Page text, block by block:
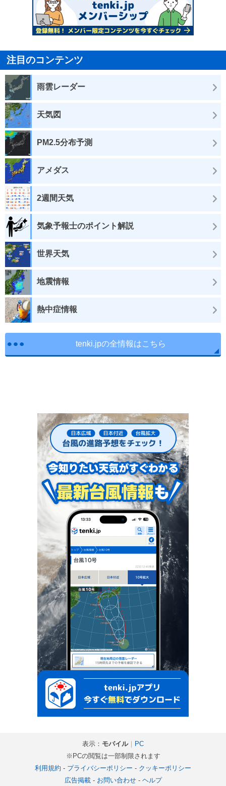
注目のコンテンツ
雨雲レーダー
天気図
PM2.5分布予測
アメダス
2週間天気
気象予報士のポイント解説
世界天気
地震情報
熱中症情報
tenki.jpの全情報はこちら
表示： モバイル｜ PC
※PCの閲覧は一部制限されます
利用規約 - プライバシーポリシー - クッキーポリシー
広告掲載- お問い合わせ- ヘルプ